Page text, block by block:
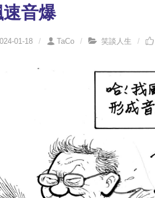
速音爆
01-18 TaCo 笑談人生